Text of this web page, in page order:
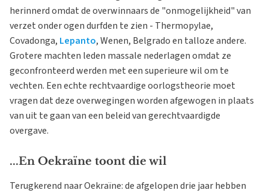
herinnerd omdat de overwinnaars de "onmogelijkheid" van
verzet onder ogen durfden te zien - Thermopylae,
Covadonga, Lepanto, Wenen, Belgrado en talloze andere.
Grotere machten leden massale nederlagen omdat ze
geconfronteerd werden met een superieure wil om te
vechten. Een echte rechtvaardige oorlogstheorie moet
vragen dat deze overwegingen worden afgewogen in plaats
van uit te gaan van een beleid van gerechtvaardigde
overgave.
...En Oekraïne toont die wil
Terugkerend naar Oekraïne: de afgelopen drie jaar hebben